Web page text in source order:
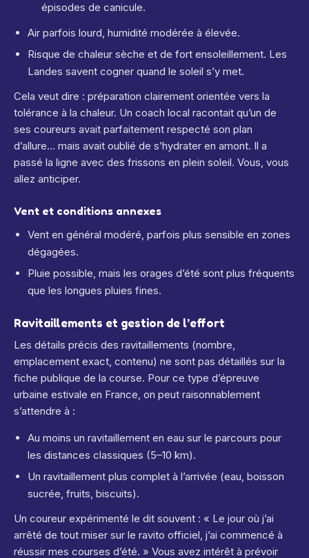
épisodes de canicule.
Air parfois lourd, humidité modérée à élevée.
Risque de chaleur sèche et de fort ensoleillement. Les
Landes savent cogner quand le soleil s’y met.
Cela veut dire : préparation clairement orientée vers la
tolérance à la chaleur. Un coach local racontait qu’un de
ses coureurs avait parfaitement respecté son plan
d’allure… mais avait oublié de s’hydrater en amont. Il a
passé la ligne avec des frissons en plein soleil. Vous, vous
allez anticiper.
Vent et conditions annexes
Vent en général modéré, parfois plus sensible en zones
dégagées.
Pluie possible, mais les orages d’été sont plus fréquents
que les longues pluies fines.
Ravitaillements et gestion de l’effort
Les détails précis des ravitaillements (nombre,
emplacement exact, contenu) ne sont pas détaillés sur la
fiche publique de la course. Pour ce type d’épreuve
urbaine estivale en France, on peut raisonnablement
s’attendre à :
Au moins un ravitaillement en eau sur le parcours pour
les distances classiques (5–10 km).
Un ravitaillement plus complet à l’arrivée (eau, boisson
sucrée, fruits, biscuits).
Un coureur expérimenté le dit souvent : « Le jour où j’ai
arrêté de tout miser sur le ravito officiel, j’ai commencé à
réussir mes courses d’été. » Vous avez intérêt à prévoir